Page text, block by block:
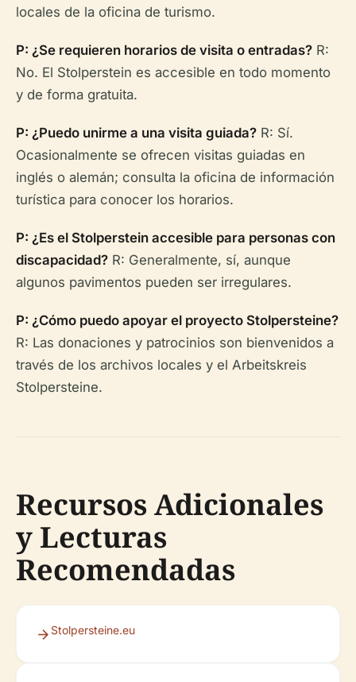
locales de la oficina de turismo.
P: ¿Se requieren horarios de visita o entradas? R:
No. El Stolperstein es accesible en todo momento
y de forma gratuita.
P: ¿Puedo unirme a una visita guiada? R: Sí.
Ocasionalmente se ofrecen visitas guiadas en
inglés o alemán; consulta la oficina de información
turística para conocer los horarios.
P: ¿Es el Stolperstein accesible para personas con
discapacidad? R: Generalmente, sí, aunque
algunos pavimentos pueden ser irregulares.
P: ¿Cómo puedo apoyar el proyecto Stolpersteine?
R: Las donaciones y patrocinios son bienvenidos a
través de los archivos locales y el Arbeitskreis
Stolpersteine.
Recursos Adicionales
y Lecturas
Recomendadas
Stolpersteine.eu